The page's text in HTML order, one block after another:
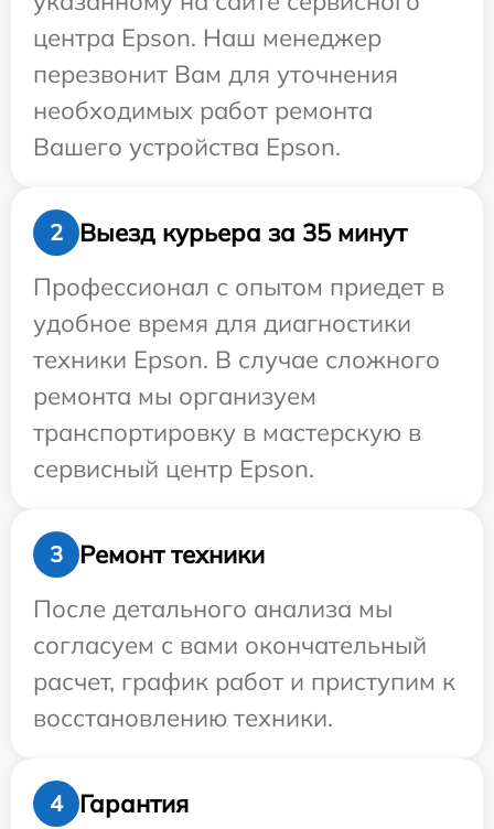
центра Epson. Наш менеджер
перезвонит Вам для уточнения
необходимых работ ремонта
Вашего устройства Epson.
2
Выезд курьера за 35 минут
Профессионал с опытом приедет в
удобное время для диагностики
техники Epson. В случае сложного
ремонта мы организуем
транспортировку в мастерскую в
сервисный центр Epson.
3
Ремонт техники
После детального анализа мы
согласуем с вами окончательный
расчет, график работ и приступим к
восстановлению техники.
4 Гарантия